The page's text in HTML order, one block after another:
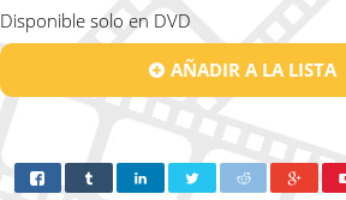
Disponible solo en DVD
AÑADIR A LA LISTA